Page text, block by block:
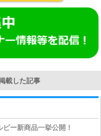
載した記事
ー新商品一挙公開！